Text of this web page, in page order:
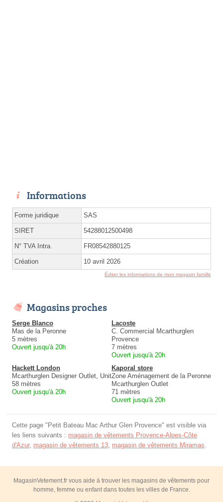
Informations
Forme juridique SAS
SIRET 54288012500498
N° TVA Intra. FR08542880125
Création 10 avril 2026
Éditer les informations de mon magasin famille
Magasins proches
Serge Blanco
Mas de la Peronne
5 mètres
Ouvert jusqu'à 20h
Lacoste
C. Commercial Mcarthurglen
Provence
7 mètres
Ouvert jusqu'à 20h
Hackett London
Mcarthurglen Designer Outlet, Unit
58 mètres
Ouvert jusqu'à 20h
Kaporal store
Zone Aménagement de la Peronne
Mcarthurglen Outlet
71 mètres
Ouvert jusqu'à 20h
Cette page "Petit Bateau Mac Arthur Glen Provence" est visible via
les liens suivants : magasin de vêtements Provence-Alpes-Côte
d'Azur, magasin de vêtements 13 magasin de vêtements Miramas
MagasinVetement.fr vous aide à trouver les magasins de vêtements pour
homme, femme ou enfant dans toutes les villes de France.